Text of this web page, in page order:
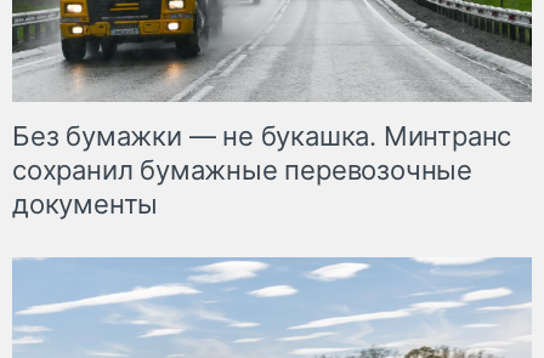
Без бумажки — не букашка. Минтранс
сохранил бумажные перевозочные
документы